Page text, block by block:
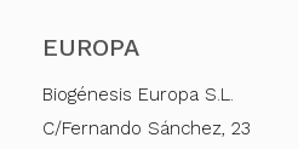
EUROPA
Biogénesis Europa S.L.
C/Fernando Sánchez, 23